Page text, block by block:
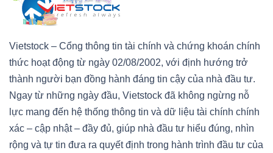
Vietstock – Cổng thông tin tài chính và chứng khoán chính
thức hoạt động từ ngày 02/08/2002, với định hướng trở
thành người bạn đồng hành đáng tin cậy của nhà đầu tư.
Ngay từ những ngày đầu, Vietstock đã không ngừng nỗ
lực mang đến hệ thống thông tin và dữ liệu tài chính chính
xác – cập nhật – đầy đủ, giúp nhà đầu tư hiểu đúng, nhìn
rộng và tự tin đưa ra quyết định trong hành trình đầu tư của